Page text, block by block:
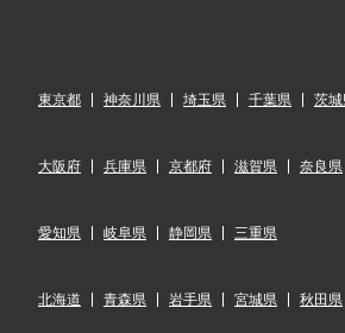
東京都 神奈川県 埼玉県 千葉県 茨
大阪府 兵庫県 京都府 滋賀県 奈良県
愛知県 岐阜県 静岡県 三重県
北海道 青森県 岩手県 宮城県 秋田県